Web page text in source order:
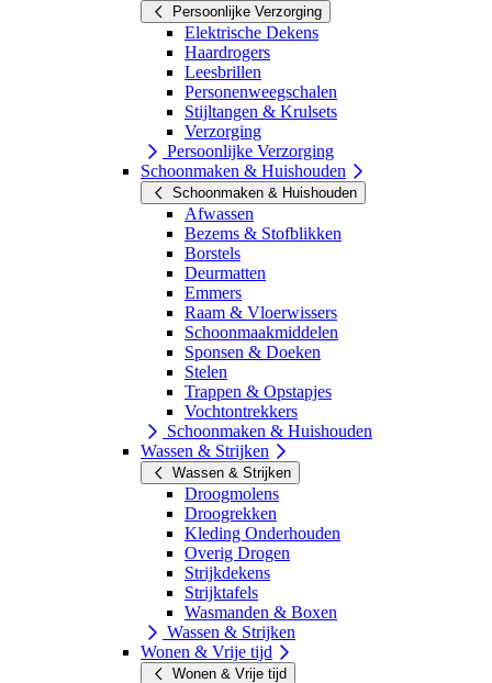
Persoonlijke Verzorging
Elektrische Dekens
Haardrogers
Leesbrillen
Personenweegschalen
Stijltangen & Krulsets
Verzorging
Persoonlijke Verzorging
Schoonmaken & Huishouden
Schoonmaken & Huishouden
Afwassen
Bezems & Stofblikken
Borstels
Deurmatten
Emmers
Raam & Vloerwissers
Schoonmaakmiddelen
Sponsen & Doeken
Stelen
Trappen & Opstapjes
Vochtontrekkers
Schoonmaken & Huishouden
Wassen & Strijken
Wassen & Strijken
Droogmolens
Droogrekken
Kleding Onderhouden
Overig Drogen
Strijkdekens
Strijktafels
Wasmanden & Boxen
Wassen & Strijken
Wonen & Vrije tijd
Wonen & Vrije tijd